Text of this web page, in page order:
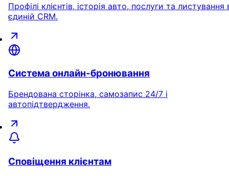
Профілі клієнтів, історія авто, послуги та листування
єдиній CRM.
Система онлайн-бронювання
Брендована сторінка, самозапис 24/7 і
автопідтвердження.
Сповіщення клієнтам